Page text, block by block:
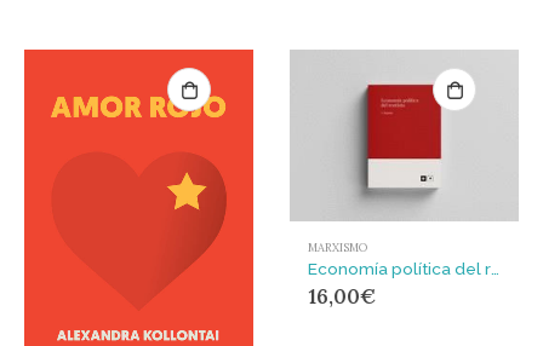
MARXISMO
16,00€